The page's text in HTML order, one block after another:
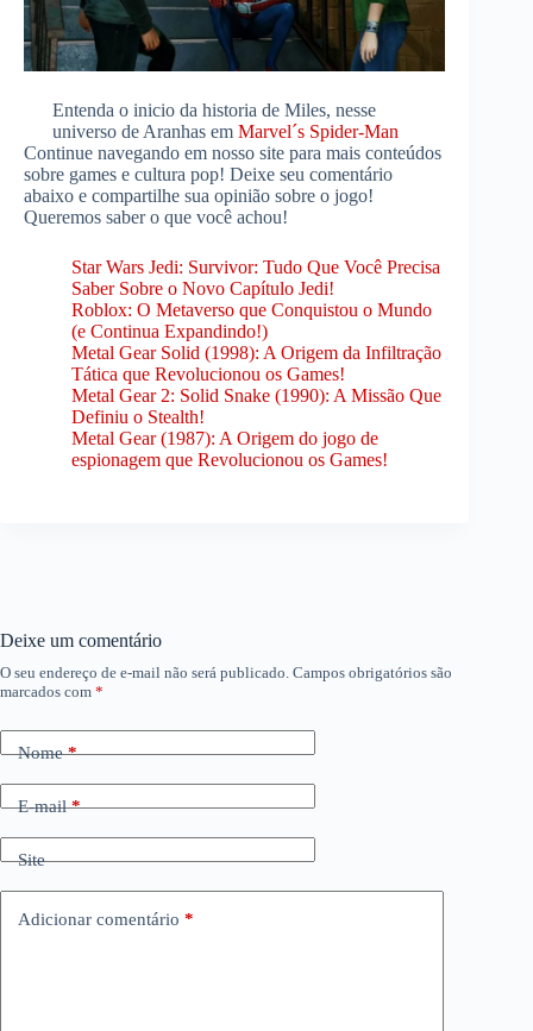
Entenda o inicio da historia de Miles, nesse
universo de Aranhas em Marvel´s Spider-Man
Continue navegando em nosso site para mais conteúdos
sobre games e cultura pop! Deixe seu comentário
abaixo e compartilhe sua opinião sobre o jogo!
Queremos saber o que você achou!
Star Wars Jedi: Survivor: Tudo Que Você Precisa
Saber Sobre o Novo Capítulo Jedi!
Roblox: O Metaverso que Conquistou o Mundo
(e Continua Expandindo!)
Metal Gear Solid (1998): A Origem da Infiltração
Tática que Revolucionou os Games!
Metal Gear 2: Solid Snake (1990): A Missão Que
Definiu o Stealth!
Metal Gear (1987): A Origem do jogo de
espionagem que Revolucionou os Games!
Deixe um comentário
O seu endereço de e-mail não será publicado. Campos obrigatórios são
marcados com *
Nome*
E-mail*
Site
Adicionar comentário *